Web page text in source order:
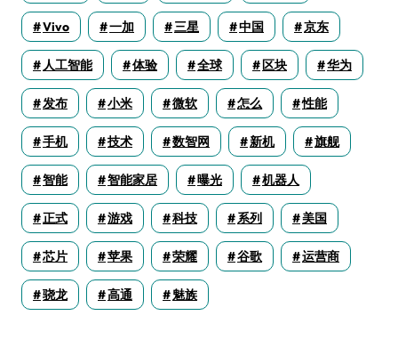
Vivo 一加 三星 中国 京东
人工智能 体验 全球 区块 华为
发布 小米 微软 怎么 性能
手机 技术 数智网 新机 旗舰
智能 智能家居 曝光 机器人
正式 游戏 科技 系列 美国
芯片 苹果 荣耀 谷歌 运营商
骁龙 高通 魅族